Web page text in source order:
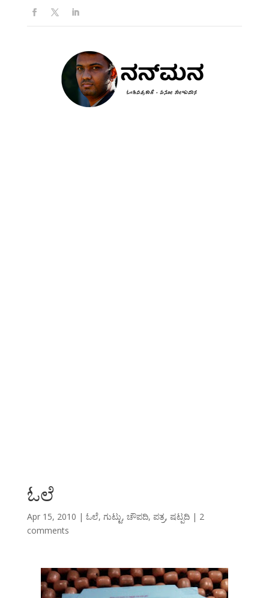
ಓಲೆ
Apr 15, 2010 | ಓಲೆ, ಗುಟ್ಟು, ಚೌಪದಿ, ಪತ್ರ, ಷಟ್ಪದಿ| 2
comments